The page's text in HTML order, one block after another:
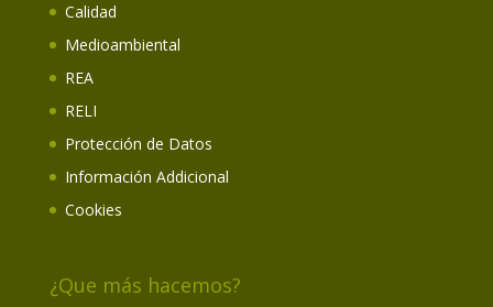
Calidad
Medioambiental
REA
RELI
Protección de Datos
Información Addicional
Cookies
¿Que más hacemos?